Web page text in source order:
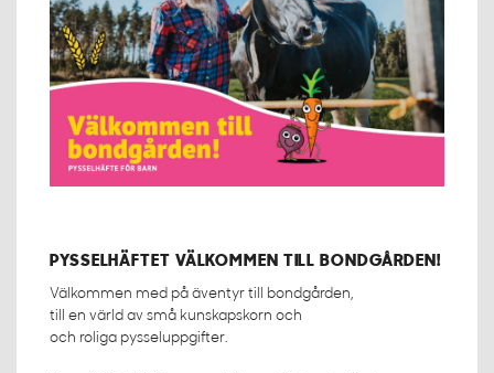
PYSSELHÄFTET VÄLKOMMEN TILL BONDGÅRDEN!
Välkommen med på äventyr till bondgården,
till en värld av små kunskapskorn och
och roliga pysseluppgifter.